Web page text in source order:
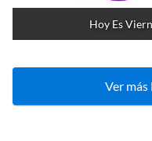
Hoy Es
Ver más